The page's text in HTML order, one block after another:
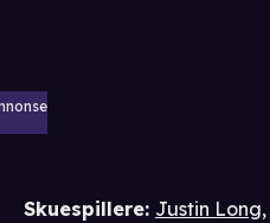
Skuespillere: Justin Long,